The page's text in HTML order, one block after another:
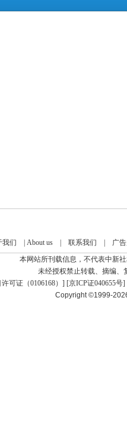
我们 About us| 联系我们
广
本网站所刊载信息，不代表中新
未经授权禁止转载、摘编、
可证（0106168） ] [京ICP证040655号]
Copyright ©1999-